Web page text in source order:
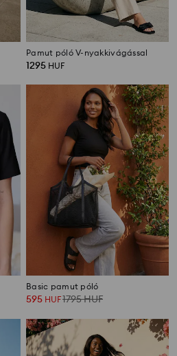
Pamut póló V-nyakkivágással
1295 HUF
Basic pamut póló
595 HUF1795HUF